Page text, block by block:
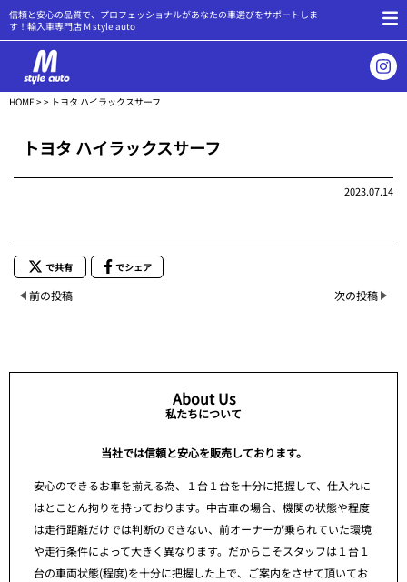
信頼と安心の品質で、プロフェッショナルがあなたの車選びをサポートしま
す！輸入車専門店 M style auto
HOME> > トヨタ ハイラックスサーフ
トヨタ ハイラックスサーフ
2023.07.14
で共有 でシェア
前の投稿 次の投稿
About Us
私たちについて
当社では信頼と安心を販売しております。
安心のできるお車を揃える為、１台１台を十分に把握して、仕入れに
はとことん拘りを持っております。中古車の場合、機関の状態や程度
は走行距離だけでは判断のできない、前オーナーが乗られていた環境
や走行条件によって大きく異なります。だからこそスタッフは１台１
台の車両状態(程度)を十分に把握した上で、ご案内をさせて頂いてお